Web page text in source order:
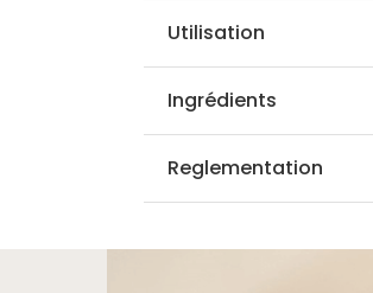
Utilisation
Ingrédients
Reglementation